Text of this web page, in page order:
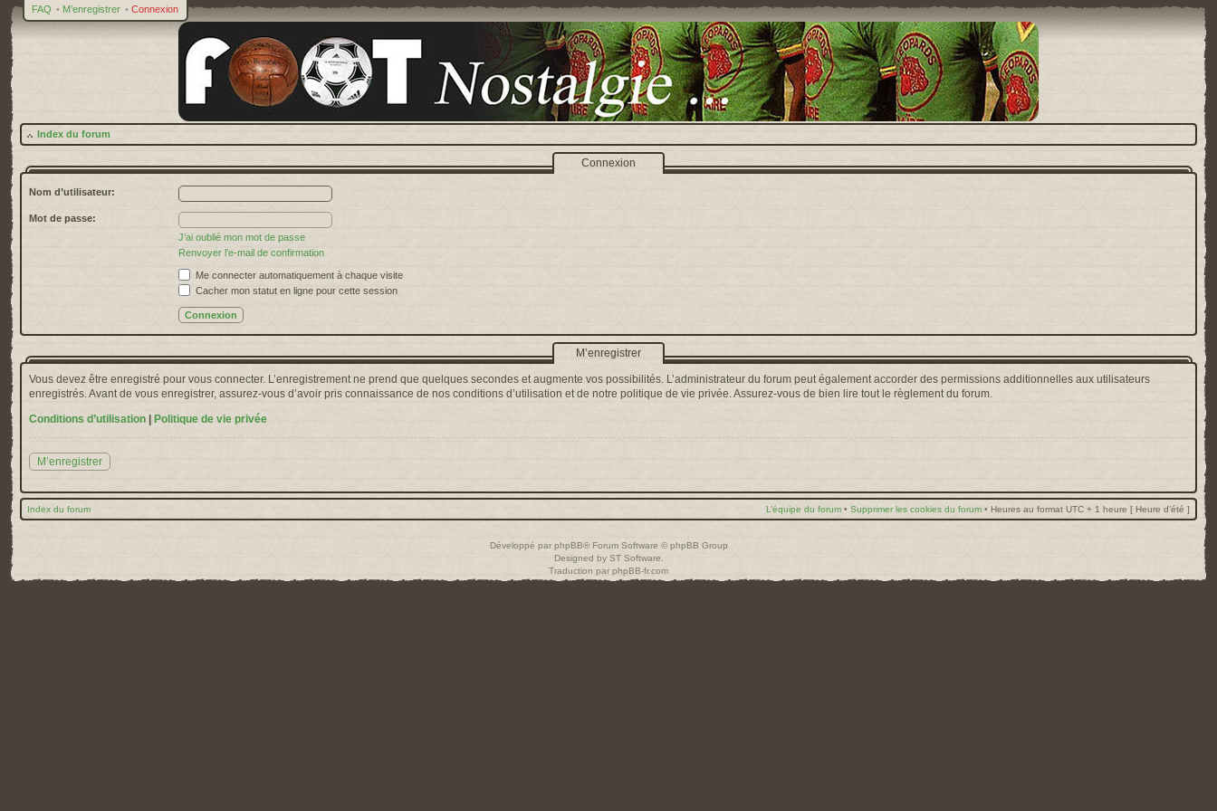
FAQ • M’enregistrer • Connexion
Index du forum
Connexion
Nom d’utilisateur:
Mot de passe:
J’ai oublié mon mot de passe
Renvoyer l’e-mail de confirmation
Me connecter automatiquement à chaque visite
Cacher mon statut en ligne pour cette session
M’enregistrer
Vous devez être enregistré pour vous connecter. L’enregistrement ne prend que quelques secondes et augmente vos possibilités. L’administrateur du forum peut également accorder des permissions additionnelles aux utilisateurs
enregistrés. Avant de vous enregistrer, assurez-vous d’avoir pris connaissance de nos conditions d’utilisation et de notre politique de vie privée. Assurez-vous de bien lire tout le règlement du forum.
Conditions d’utilisation
Politique de vie privée
M’enregistrer
Index du forum L’équipe du forum • Supprimer les cookies du forum • Heures au format UTC + 1 heure [ Heure d’été ]
Développé par phpBB® Forum Software © phpBB Group
Designed by ST Software
Traduction par phpBB-fr.com